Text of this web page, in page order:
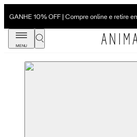
GANHE 10% OFF | Compre online e retire
MENU